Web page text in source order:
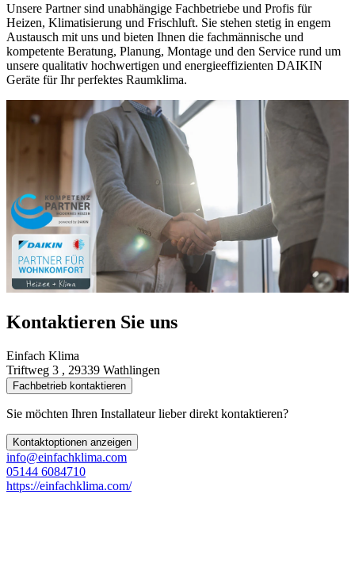
Unsere Partner sind unabhängige Fachbetriebe und Profis für
Heizen, Klimatisierung und Frischluft. Sie stehen stetig in engem
Austausch mit uns und bieten Ihnen die fachmännische und
kompetente Beratung, Planung, Montage und den Service rund um
unsere qualitativ hochwertigen und energieeffizienten DAIKIN
Geräte für Ihr perfektes Raumklima.
Kontaktieren Sie uns
Einfach Klima
Triftweg 3 , 29339 Wathlingen
Fachbetrieb kontaktieren
Sie möchten Ihren Installateur lieber direkt kontaktieren?
Kontaktoptionen anzeigen
info@einfachklima.com
05144 6084710
https://einfachklima.com/